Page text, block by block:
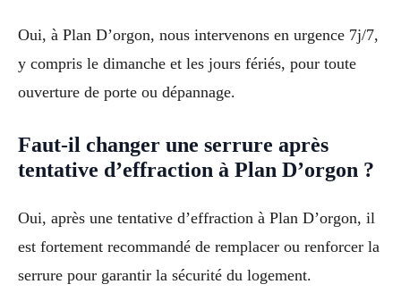
Oui, à Plan D’orgon, nous intervenons en urgence 7j/7,
y compris le dimanche et les jours fériés, pour toute
ouverture de porte ou dépannage.
Faut-il changer une serrure après
tentative d’effraction à Plan D’orgon ?
Oui, après une tentative d’effraction à Plan D’orgon, il
est fortement recommandé de remplacer ou renforcer la
serrure pour garantir la sécurité du logement.